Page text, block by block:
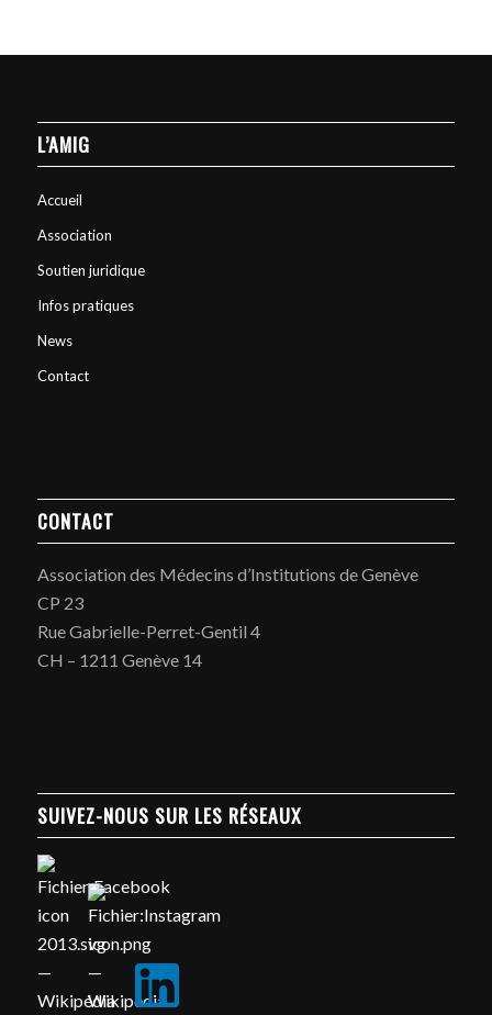
L’AMIG
Accueil
Association
Soutien juridique
Infos pratiques
News
Contact
CONTACT
Association des Médecins d’Institutions de Genève
CP 23
Rue Gabrielle-Perret-Gentil 4
CH – 1211 Genève 14
SUIVEZ-NOUS SUR LES RÉSEAUX